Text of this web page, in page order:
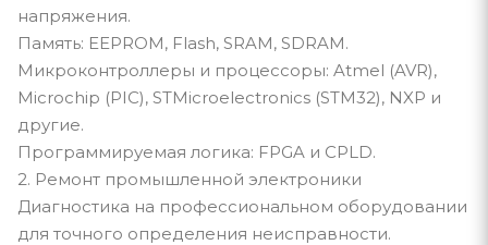
напряжения.
Память: EEPROM, Flash, SRAM, SDRAM.
Микроконтроллеры и процессоры: Atmel (AVR),
Microchip (PIC), STMicroelectronics (STM32), NXP и
другие.
Программируемая логика: FPGA и CPLD.
2. Ремонт промышленной электроники
Диагностика на профессиональном оборудовании
для точного определения неисправности.